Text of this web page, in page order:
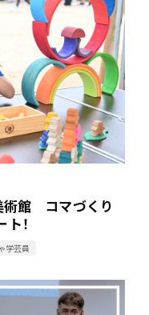
術館 コマづくり
！
学芸員